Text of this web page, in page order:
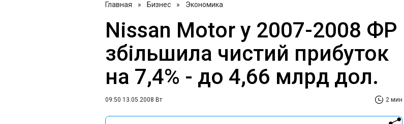
Главная » Бизнес » Экономика
Nissan Motor у 2007-2008 ФР
збільшила чистий прибуток
на 7,4% - до 4,66 млрд дол.
09:50 13.05.2008 Вт 2 мин